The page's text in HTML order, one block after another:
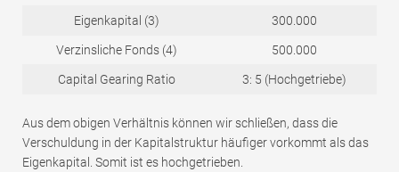
Eigenkapital (3) 300.000
Verzinsliche Fonds (4) 500.000
Capital Gearing Ratio 3: 5 (Hochgetriebe)
Aus dem obigen Verhältnis können wir schließen, dass die
Verschuldung in der Kapitalstruktur häufiger vorkommt als das
Eigenkapital. Somit ist es hochgetrieben.